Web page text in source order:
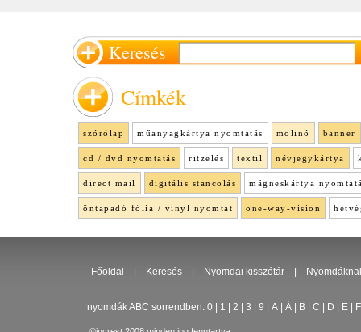
Keresés
Címkék
szórólap műanyagkártya nyomtatás molinó banner
cd / dvd nyomtatás ritzelés textil névjegykártya
direct mail digitális stancolás mágneskártya
öntapadó fólia / vinyl nyomtat one-way-vision
Főoldal Keresés Nyomdai kisszótár
nyomdák ABC sorrendben: 0 1 2 3 9 A Á B C D E F